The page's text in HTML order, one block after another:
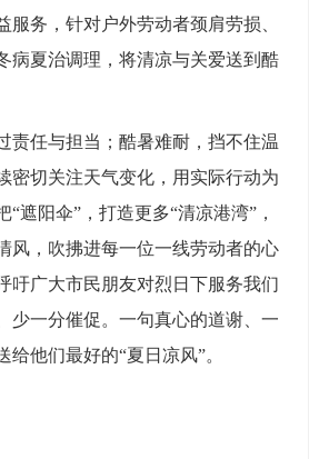
服务，针对户外劳动者颈肩劳损、
病夏治调理，将清凉与关爱送到酷
任与担当；酷暑难耐，挡不住温
密切关注天气变化，用实际行动为
“遮阳伞”，打造更多“清凉港湾”，
风，吹拂进每一位一线劳动者的心
吁广大市民朋友对烈日下服务我们
少一分催促。一句真心的道谢、一
他们最好的“夏日凉风”。